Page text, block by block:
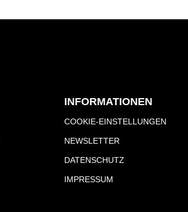
INFORMATIONEN
COOKIE-EINSTELLUNGEN
NEWSLETTER
DATENSCHUTZ
IMPRESSUM